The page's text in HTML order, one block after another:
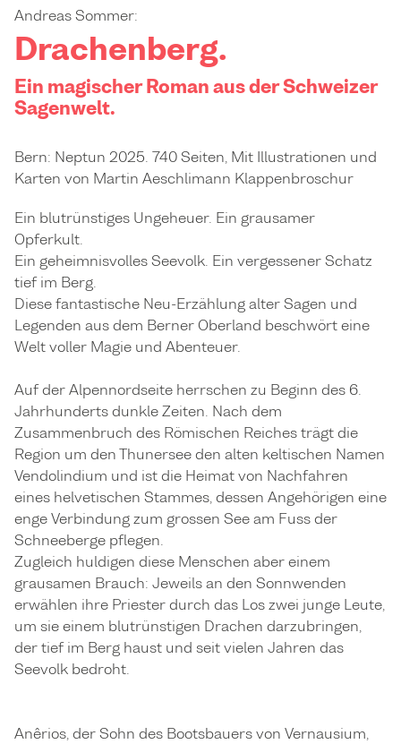
Andreas Sommer:
Drachenberg.
Ein magischer Roman aus der Schweizer
Sagenwelt.
Bern: Neptun 2025. 740 Seiten, Mit Illustrationen und
Karten von Martin Aeschlimann Klappenbroschur
Ein blutrünstiges Ungeheuer. Ein grausamer
Opferkult.
Ein geheimnisvolles Seevolk. Ein vergessener Schatz
tief im Berg.
Diese fantastische Neu-Erzählung alter Sagen und
Legenden aus dem Berner Oberland beschwört eine
Welt voller Magie und Abenteuer.
Auf der Alpennordseite herrschen zu Beginn des 6.
Jahrhunderts dunkle Zeiten. Nach dem
Zusammenbruch des Römischen Reiches trägt die
Region um den Thunersee den alten keltischen Namen
Vendolindium und ist die Heimat von Nachfahren
eines helvetischen Stammes, dessen Angehörigen eine
enge Verbindung zum grossen See am Fuss der
Schneeberge pflegen.
Zugleich huldigen diese Menschen aber einem
grausamen Brauch: Jeweils an den Sonnwenden
erwählen ihre Priester durch das Los zwei junge Leute,
um sie einem blutrünstigen Drachen darzubringen,
der tief im Berg haust und seit vielen Jahren das
Seevolk bedroht.
Anêrios, der Sohn des Bootsbauers von Vernausium,